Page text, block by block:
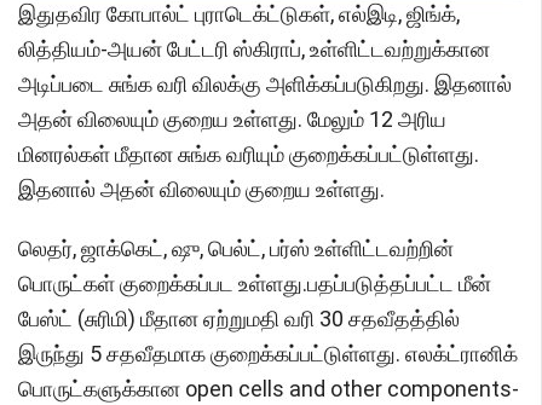
இதுதவிர கோபால்ட் புராடெக்ட்டுகள், எல்இடி, ஜிங்க்,
லித்தியம்-அயன் பேட்டரி ஸ்கிராப், உள்ளிட்டவற்றுக்கான
அடிப்படை சுங்க வரி விலக்கு அளிக்கப்படுகிறது. இதனால்
அதன் விலையும் குறைய உள்ளது. மேலும் 12 அரிய
மினரல்கள் மீதான சுங்க வரியும் குறைக்கப்பட்டுள்ளது.
இதனால் அதன் விலையும் குறைய உள்ளது.
லெதர், ஜாக்கெட், ஷு, பெல்ட், பர்ஸ் உள்ளிட்டவற்றின்
பொருட்கள் குறைக்கப்பட உள்ளது.பதப்படுத்தப்பட்ட மீன்
பேஸ்ட் (சுரிமி) மீதான ஏற்றுமதி வரி 30 சதவீதத்தில்
இருந்து 5 சதவீதமாக குறைக்கப்பட்டுள்ளது. எலக்ட்ரானிக்
பொருட்களுக்கான open cells and other components-